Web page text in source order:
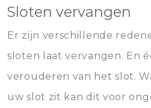
Sloten vervangen
Er zijn verschillende
sloten laat vervangen. En
verouderen van het slot.
uw slot zit kan dit voor